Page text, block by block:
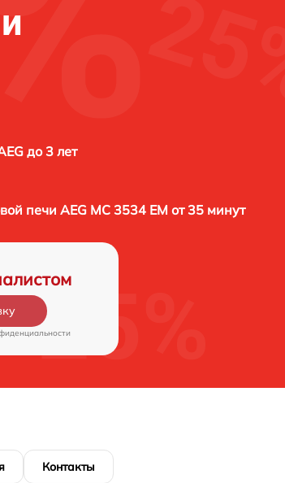
до 3 лет
печи AEG MC 3534 EM от 35 минут
Контакты